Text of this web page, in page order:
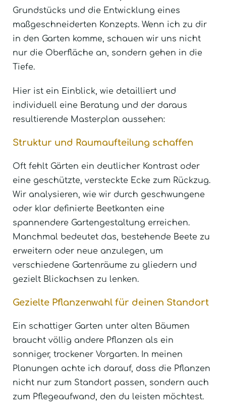
Grundstücks und die Entwicklung eines
maßgeschneiderten Konzepts. Wenn ich zu dir
in den Garten komme, schauen wir uns nicht
nur die Oberfläche an, sondern gehen in die
Tiefe.
Hier ist ein Einblick, wie detailliert und
individuell eine Beratung und der daraus
resultierende Masterplan aussehen:
Struktur und Raumaufteilung schaffen
Oft fehlt Gärten ein deutlicher Kontrast oder
eine geschützte, versteckte Ecke zum Rückzug.
Wir analysieren, wie wir durch geschwungene
oder klar definierte Beetkanten eine
spannendere Gartengestaltung erreichen.
Manchmal bedeutet das, bestehende Beete zu
erweitern oder neue anzulegen, um
verschiedene Gartenräume zu gliedern und
gezielt Blickachsen zu lenken.
Gezielte Pflanzenwahl für deinen Standort
Ein schattiger Garten unter alten Bäumen
braucht völlig andere Pflanzen als ein
sonniger, trockener Vorgarten. In meinen
Planungen achte ich darauf, dass die Pflanzen
nicht nur zum Standort passen, sondern auch
zum Pflegeaufwand, den du leisten möchtest.